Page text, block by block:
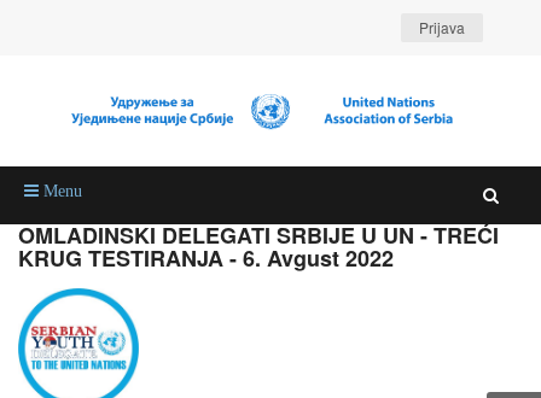
Prijava
Menu
OMLADINSKI DELEGATI SRBIJE U UN - TREĆI
KRUG TESTIRANJA - 6. Avgust 2022